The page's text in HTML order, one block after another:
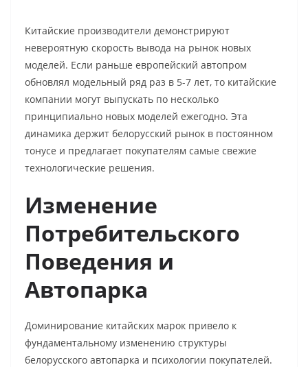
Китайские производители демонстрируют
невероятную скорость вывода на рынок новых
моделей. Если раньше европейский автопром
обновлял модельный ряд раз в 5-7 лет, то китайские
компании могут выпускать по несколько
принципиально новых моделей ежегодно. Эта
динамика держит белорусский рынок в постоянном
тонусе и предлагает покупателям самые свежие
технологические решения.
Изменение
Потребительского
Поведения и
Автопарка
Доминирование китайских марок привело к
фундаментальному изменению структуры
белорусского автопарка и психологии покупателей.